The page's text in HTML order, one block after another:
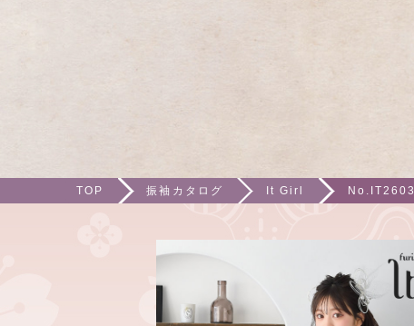
TOP 振袖カタログ It Girl No.IT2603